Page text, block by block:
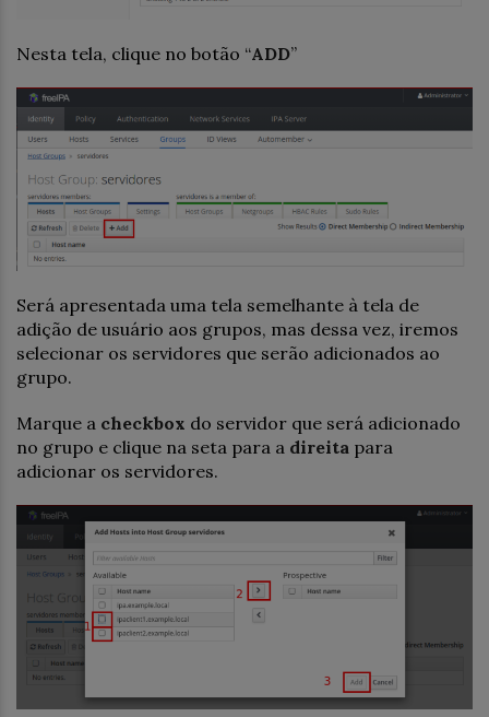
Nesta tela, clique no botão “ADD”
Será apresentada uma tela semelhante à tela de
adição de usuário aos grupos, mas dessa vez, iremos
selecionar os servidores que serão adicionados ao
grupo.
Marque a checkbox do servidor que será adicionado
no grupo e clique na seta para a direita para
adicionar os servidores.